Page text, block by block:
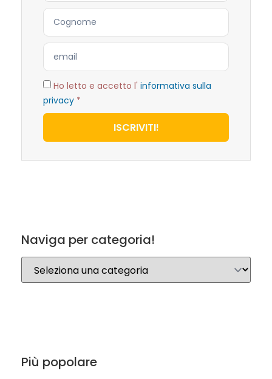
Ho letto e accetto l' informativa sulla
privacy *
ISCRIVITI!
Naviga per categoria!
Più popolare